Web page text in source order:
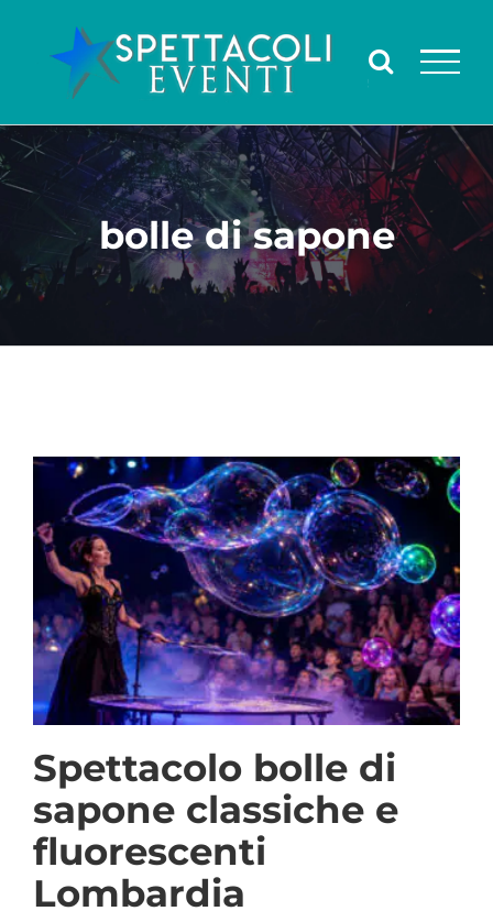
contenuto
bolle di sapone
Spettacolo bolle di
sapone classiche e
fluorescenti
Lombardia